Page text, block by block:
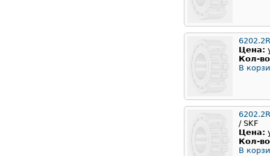
Цена:
Кол-
В
/ SKF
Цена:
Кол-
В